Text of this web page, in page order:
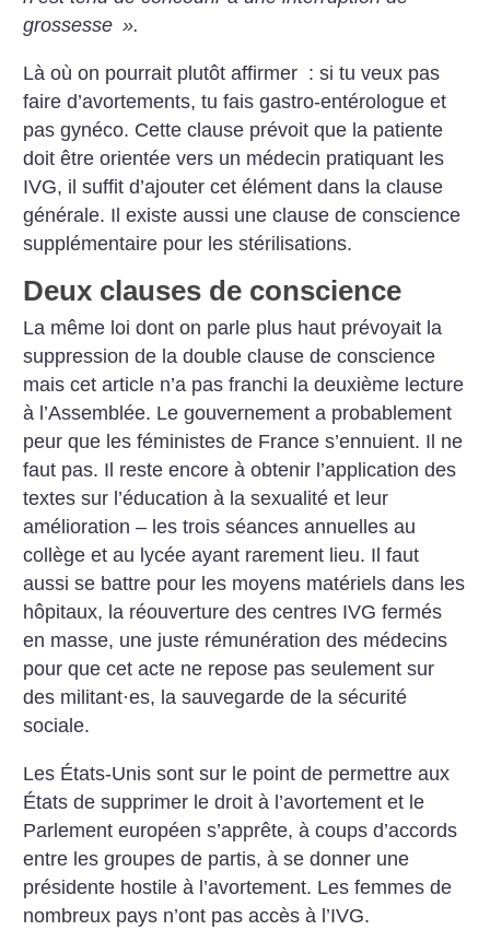
grossesse ».
Là où on pourrait plutôt affirmer : si tu veux pas
faire d’avortements, tu fais gastro-entérologue et
pas gynéco. Cette clause prévoit que la patiente
doit être orientée vers un médecin pratiquant les
IVG, il suffit d’ajouter cet élément dans la clause
générale. Il existe aussi une clause de conscience
supplémentaire pour les stérilisations.
Deux clauses de conscience
La même loi dont on parle plus haut prévoyait la
suppression de la double clause de conscience
mais cet article n’a pas franchi la deuxième lecture
à l’Assemblée. Le gouvernement a probablement
peur que les féministes de France s’ennuient. Il ne
faut pas. Il reste encore à obtenir l’application des
textes sur l’éducation à la sexualité et leur
amélioration – les trois séances annuelles au
collège et au lycée ayant rarement lieu. Il faut
aussi se battre pour les moyens matériels dans les
hôpitaux, la réouverture des centres IVG fermés
en masse, une juste rémunération des médecins
pour que cet acte ne repose pas seulement sur
des militant·es, la sauvegarde de la sécurité
sociale.
Les États-Unis sont sur le point de permettre aux
États de supprimer le droit à l’avortement et le
Parlement européen s’apprête, à coups d’accords
entre les groupes de partis, à se donner une
présidente hostile à l’avortement. Les femmes de
nombreux pays n’ont pas accès à l’IVG.